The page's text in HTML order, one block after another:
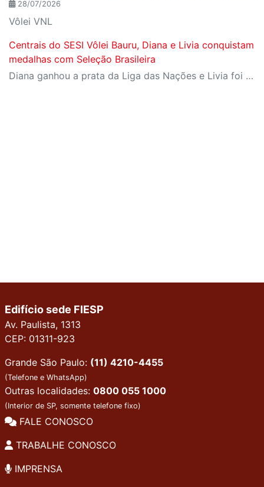
28/07/2026
Vôlei VNL
Centrais do SESI Vôlei Bauru, Diana e Livia conquistam
medalhas com Seleção Brasileira
Diana ganhou a prata da Liga das Nações e Livia foi campeã da Copa Sul-Americana com Seleção B
Edifício sede FIESP
Av. Paulista, 1313
CEP: 01311-923
Grande São Paulo: (11) 4210-4455
(Telefone e WhatsApp)
Outras localidades: 0800 055 1000
(Interior de SP, somente telefone fixo)
FALE CONOSCO
TRABALHE CONOSCO
IMPRENSA